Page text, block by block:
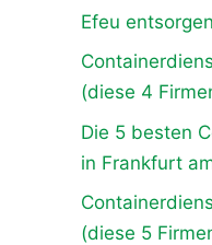
Efeu entsorgen
(diese 4
Die 5 besten
in Frankfurt
(diese 5